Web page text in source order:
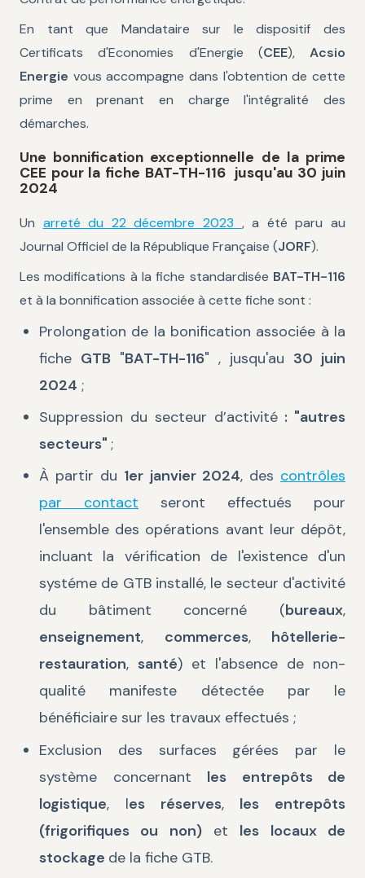
En tant que Mandataire sur le dispositif des
Certificats d'Economies d'Energie (CEE), Acsio
Energie vous accompagne dans l'obtention de cette
prime en prenant en charge l'intégralité des
démarches.
Une bonnification exceptionnelle de la prime
CEE pour la fiche BAT-TH-116 jusqu'au 30 juin
2024
Un arreté du 22 décembre 2023 , a été paru au
Journal Officiel de la République Française (JORF).
Les modifications à la fiche standardisée BAT-TH-116
et à la bonnification associée à cette fiche sont :
Prolongation de la bonification associée à la
fiche GTB "BAT-TH-116" , jusqu'au 30 juin
2024 ;
Suppression du secteur d’activité : "autres
secteurs" ;
À partir du 1er janvier 2024, des contrôles
par contact seront effectués pour
l'ensemble des opérations avant leur dépôt,
incluant la vérification de l'existence d'un
systéme de GTB installé, le secteur d'activité
du bâtiment concerné (bureaux,
enseignement, commerces, hôtellerie-
restauration, santé) et l'absence de non-
qualité manifeste détectée par le
bénéficiaire sur les travaux effectués ;
Exclusion des surfaces gérées par le
système concernant les entrepôts de
logistique, les réserves, les entrepôts
(frigorifiques ou non)et les locaux de
stockage de la fiche GTB.